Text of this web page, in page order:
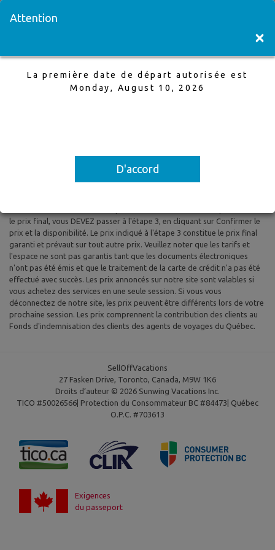
Calgary à London
15 Jul,2026 à 22 Jul,2026, 1 Adultes
Tous les prix sont basés sur le tarif aérien aller-retour et le tarif aérien
le prix final, vous DEVEZ passer à l'étape 3, en cliquant sur Confirmer le
prix et la disponibilité. Le prix indiqué à l'étape 3 constitue le prix final
garanti et prévaut sur tout autre prix. Veuillez noter que les tarifs et
l'espace ne sont pas garantis tant que les documents électroniques
n'ont pas été émis et que le traitement de la carte de crédit n'a pas été
effectué avec succès. Les prix annoncés sur notre site sont valables si
vous achetez des services en une seule session. Si vous vous
déconnectez de notre site, les prix peuvent être différents lors de votre
prochaine session. Les prix comprennent la contribution des clients au
Fonds d'indemnisation des clients des agents de voyages du Québec.
SellOffVacations
27 Fasken Drive, Toronto, Canada, M9W 1K6
Droits d’auteur © 2026 Sunwing Vacations Inc.
TICO #50026566| Protection du Consommateur BC #84473| Québec
O.P.C. #703613
Exigences
du passeport
Attention
×
La première date de départ autorisée est
Monday, August 10, 2026
D'accord